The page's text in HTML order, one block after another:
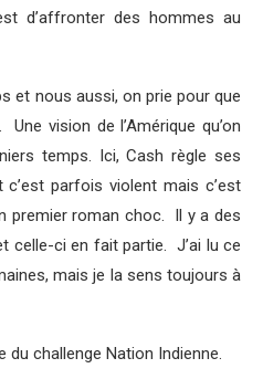
d’affronter des hommes au
et nous aussi, on prie pour que
vision de l’Amérique qu’on
temps. Ici, Cash règle ses
parfois violent mais c’est
premier roman choc. Il y a des
celle-ci en fait partie. J’ai lu ce
mais je la sens toujours à
du challenge Nation Indienne.